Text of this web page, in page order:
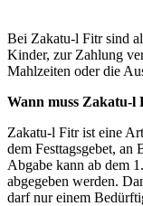
Bei Zakatu-l Fitr sind
Kinder, zur Zahlung
Mahlzeiten oder die
Wann muss Zakatu-l
Zakatu-l Fitr ist eine
dem Festtagsgebet, an
Abgabe kann ab dem
abgegeben werden.
darf nur einem